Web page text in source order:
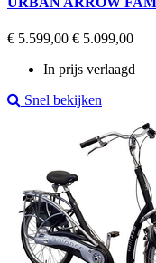
Regular
€ 5.599,00 Prijs
€ 5.099,00
In prijs verlaagd
Snel bekijken